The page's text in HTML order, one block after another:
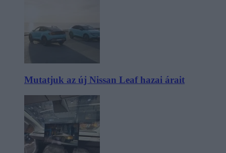
Mutatjuk az új Nissan Leaf hazai árait